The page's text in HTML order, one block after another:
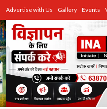
Advertise with Us Gallery Events
उत्तर प्रदेश
Advertise with Us
Events
राज्य